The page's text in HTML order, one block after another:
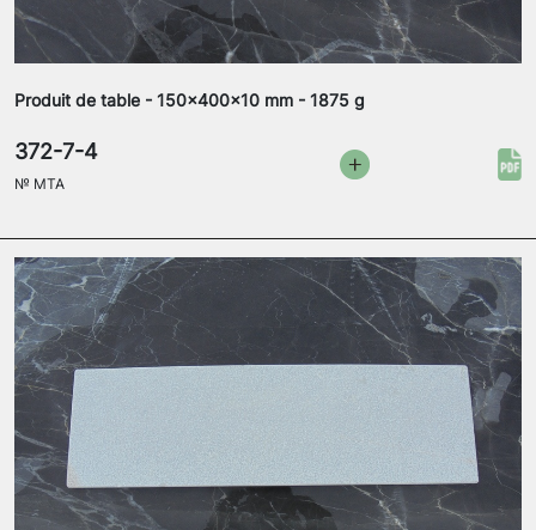
Produit de table - 150x400x10 mm - 1875 g
372-7-4
№ MTA